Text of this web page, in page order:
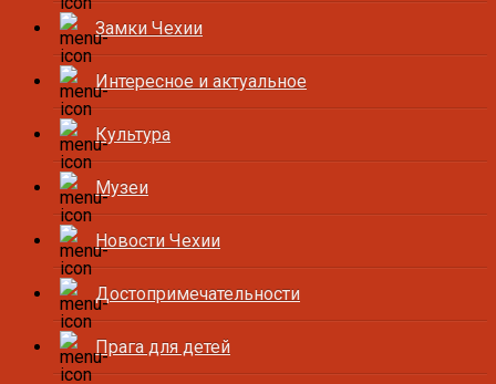
Замки Чехии
Интересное и актуальное
Культура
Музеи
Новости Чехии
Достопримечательности
Прага для детей